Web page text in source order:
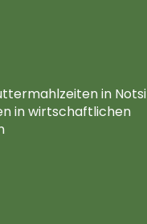
in
in wirtschaftlichen